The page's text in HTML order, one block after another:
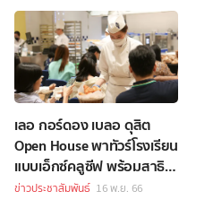
เลอ กอร์ดอง เบลอ ดุสิต
Open House พาทัวร์โรงเรียน
แบบเอ็กซ์คลูซีฟ พร้อมสาธิต
การทำอาหารและแนะนำ
ข่าวประชาสัมพันธ์ 16 พ.ย. 66